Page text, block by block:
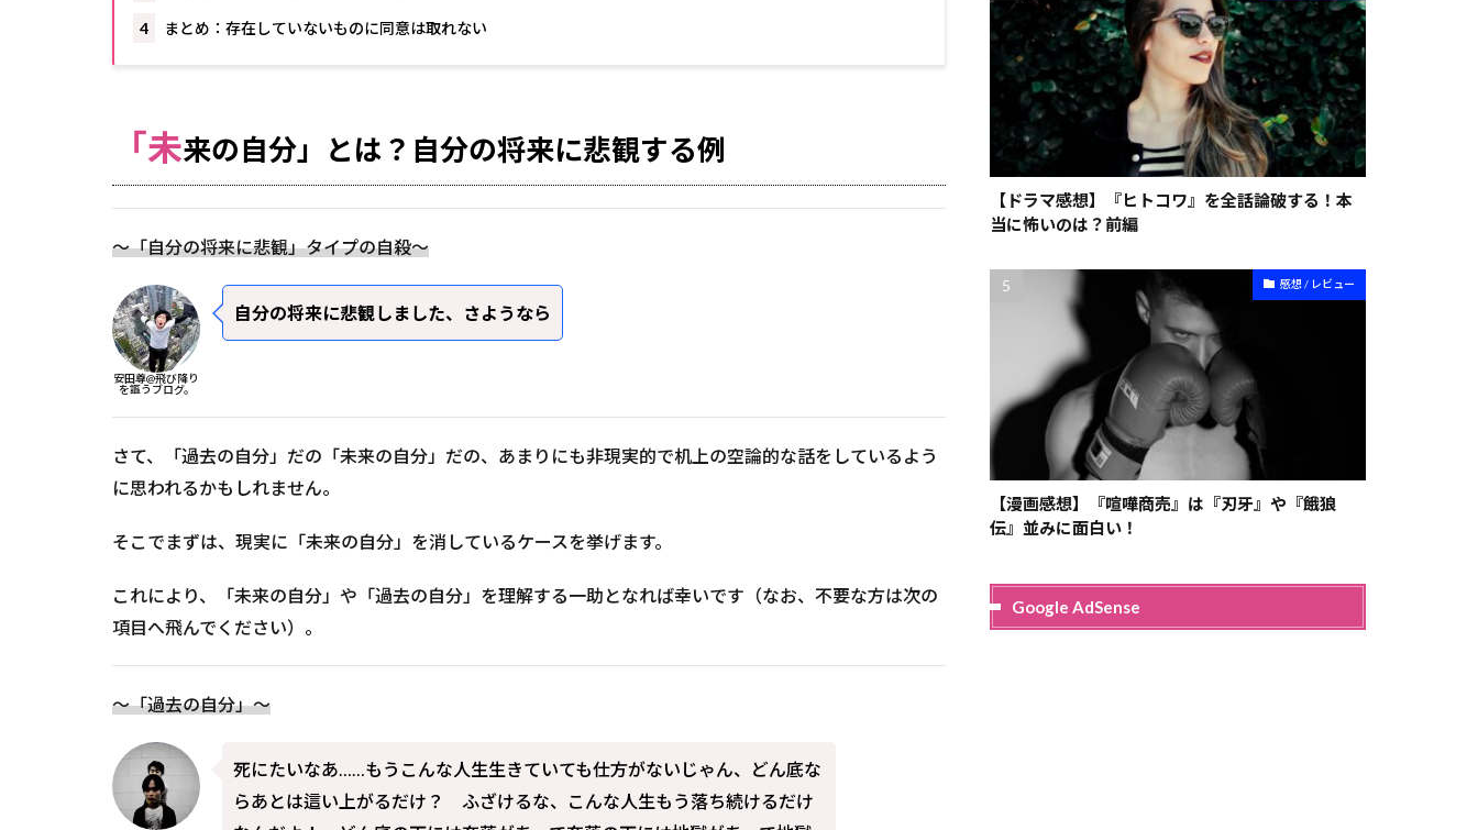
4 まとめ：存在していないものに同意は取れない
「未来の自分」とは？自分の将来に悲観する例
～「自分の将来に悲観」タイプの自殺～
安田尊@飛び降り
を謳うブログ。
自分の将来に悲観しました、さようなら
さて、「過去の自分」だの「未来の自分」だの、あまりにも非現実的で机上の空論的な話をしているよう
に思われるかもしれません。
そこでまずは、現実に「未来の自分」を消しているケースを挙げます。
これにより、「未来の自分」や「過去の自分」を理解する一助となれば幸いです（なお、不要な方は次の
項目へ飛んでください）。
～「過去の自分」～
死にたいなあ……もうこんな人生生きていても仕方がないじゃん、どん底な
らあとは這い上がるだけ？ ふざけるな、こんな人生もう落ち続けるだけ
【ドラマ感想】『ヒトコワ』を全話論破する！本
当に怖いのは？前編
感想 / レビュー
【漫画感想】『喧嘩商売』は『刃牙』や『餓狼
伝』並みに面白い！
Google AdSense